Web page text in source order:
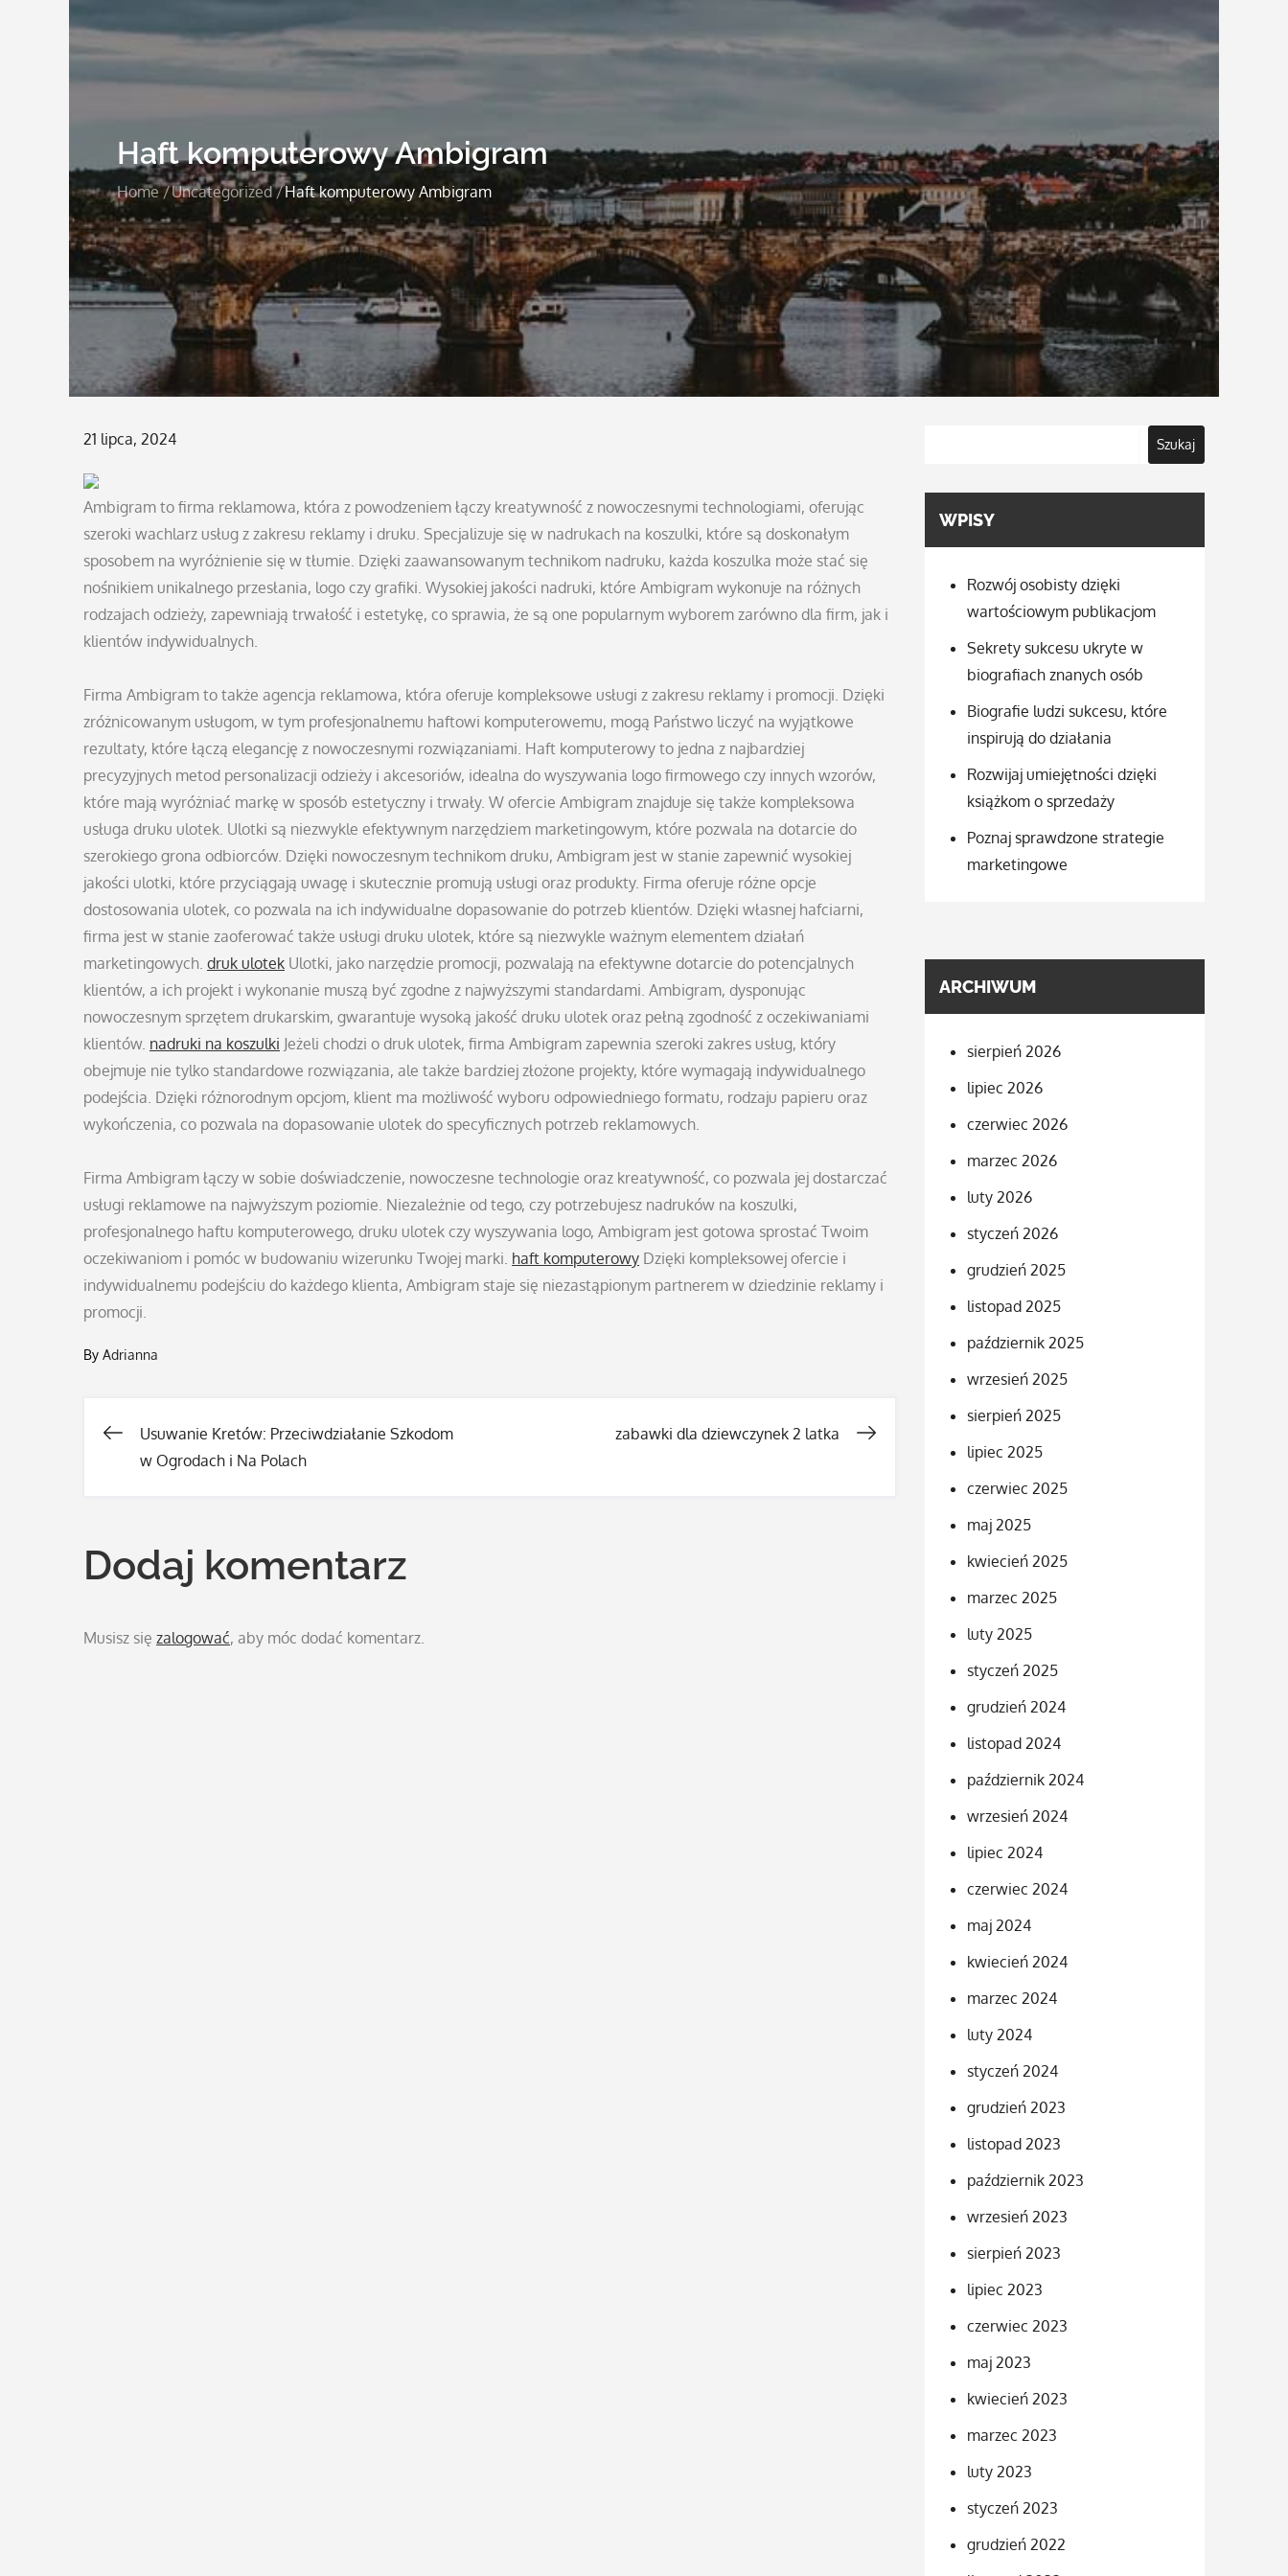
Haft komputerowy Ambigram
Home Uncategorized Haft komputerowy Ambigram
Posted
21 lipca, 2024
Ambigram to firma reklamowa, która z powodzeniem łączy kreatywność z nowoczesnymi technologiami, oferując
szeroki wachlarz usług z zakresu reklamy i druku. Specjalizuje się w nadrukach na koszulki, które są doskonałym
sposobem na wyróżnienie się w tłumie. Dzięki zaawansowanym technikom nadruku, każda koszulka może stać się
nośnikiem unikalnego przesłania, logo czy grafiki. Wysokiej jakości nadruki, które Ambigram wykonuje na różnych
rodzajach odzieży, zapewniają trwałość i estetykę, co sprawia, że są one popularnym wyborem zarówno dla firm, jak i
klientów indywidualnych.
Firma Ambigram to także agencja reklamowa, która oferuje kompleksowe usługi z zakresu reklamy i promocji. Dzięki
zróżnicowanym usługom, w tym profesjonalnemu haftowi komputerowemu, mogą Państwo liczyć na wyjątkowe
rezultaty, które łączą elegancję z nowoczesnymi rozwiązaniami. Haft komputerowy to jedna z najbardziej
precyzyjnych metod personalizacji odzieży i akcesoriów, idealna do wyszywania logo firmowego czy innych wzorów,
które mają wyróżniać markę w sposób estetyczny i trwały. W ofercie Ambigram znajduje się także kompleksowa
usługa druku ulotek. Ulotki są niezwykle efektywnym narzędziem marketingowym, które pozwala na dotarcie do
szerokiego grona odbiorców. Dzięki nowoczesnym technikom druku, Ambigram jest w stanie zapewnić wysokiej
jakości ulotki, które przyciągają uwagę i skutecznie promują usługi oraz produkty. Firma oferuje różne opcje
dostosowania ulotek, co pozwala na ich indywidualne dopasowanie do potrzeb klientów. Dzięki własnej hafciarni,
firma jest w stanie zaoferować także usługi druku ulotek, które są niezwykle ważnym elementem działań
marketingowych. druk ulotek Ulotki, jako narzędzie promocji, pozwalają na efektywne dotarcie do potencjalnych
klientów, a ich projekt i wykonanie muszą być zgodne z najwyższymi standardami. Ambigram, dysponując
nowoczesnym sprzętem drukarskim, gwarantuje wysoką jakość druku ulotek oraz pełną zgodność z oczekiwaniami
klientów. nadruki na koszulki Jeżeli chodzi o druk ulotek, firma Ambigram zapewnia szeroki zakres usług, który
obejmuje nie tylko standardowe rozwiązania, ale także bardziej złożone projekty, które wymagają indywidualnego
podejścia. Dzięki różnorodnym opcjom, klient ma możliwość wyboru odpowiedniego formatu, rodzaju papieru oraz
wykończenia, co pozwala na dopasowanie ulotek do specyficznych potrzeb reklamowych.
Firma Ambigram łączy w sobie doświadczenie, nowoczesne technologie oraz kreatywność, co pozwala jej dostarczać
usługi reklamowe na najwyższym poziomie. Niezależnie od tego, czy potrzebujesz nadruków na koszulki,
profesjonalnego haftu komputerowego, druku ulotek czy wyszywania logo, Ambigram jest gotowa sprostać Twoim
oczekiwaniom i pomóc w budowaniu wizerunku Twojej marki. haft komputerowy Dzięki kompleksowej ofercie i
indywidualnemu podejściu do każdego klienta, Ambigram staje się niezastąpionym partnerem w dziedzinie reklamy i
promocji.
By Adrianna
Nawigacja
Usuwanie Kretów: Przeciwdziałanie Szkodom
w Ogrodach i Na Polach
zabawki dla dziewczynek 2 latka
Dodaj komentarz
Musisz się zalogować, aby móc dodać komentarz.
Szukaj
WPISY
Rozwój osobisty dzięki
wartościowym publikacjom
Sekrety sukcesu ukryte w
biografiach znanych osób
Biografie ludzi sukcesu, które
inspirują do działania
Rozwijaj umiejętności dzięki
książkom o sprzedaży
Poznaj sprawdzone strategie
marketingowe
ARCHIWUM
sierpień 2026
lipiec 2026
czerwiec 2026
marzec 2026
luty 2026
styczeń 2026
grudzień 2025
listopad 2025
październik 2025
wrzesień 2025
sierpień 2025
lipiec 2025
czerwiec 2025
maj 2025
kwiecień 2025
marzec 2025
luty 2025
styczeń 2025
grudzień 2024
listopad 2024
październik 2024
wrzesień 2024
lipiec 2024
czerwiec 2024
maj 2024
kwiecień 2024
marzec 2024
luty 2024
styczeń 2024
grudzień 2023
listopad 2023
październik 2023
wrzesień 2023
sierpień 2023
lipiec 2023
czerwiec 2023
maj 2023
kwiecień 2023
marzec 2023
luty 2023
styczeń 2023
grudzień 2022